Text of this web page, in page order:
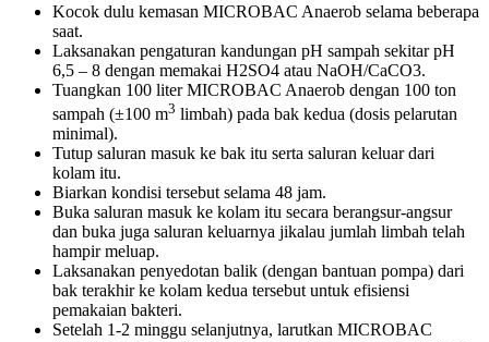
Kocok dulu kemasan MICROBAC Anaerob selama beberapa
saat.
Laksanakan pengaturan kandungan pH sampah sekitar pH
6,5 – 8 dengan memakai H2SO4 atau NaOH/CaCO3.
Tuangkan 100 liter MICROBAC Anaerob dengan 100 ton
sampah (±100 m3 limbah) pada bak kedua (dosis pelarutan
minimal).
Tutup saluran masuk ke bak itu serta saluran keluar dari
kolam itu.
Biarkan kondisi tersebut selama 48 jam.
Buka saluran masuk ke kolam itu secara berangsur-angsur
dan buka juga saluran keluarnya jikalau jumlah limbah telah
hampir meluap.
Laksanakan penyedotan balik (dengan bantuan pompa) dari
bak terakhir ke kolam kedua tersebut untuk efisiensi
pemakaian bakteri.
Setelah 1-2 minggu selanjutnya, larutkan MICROBAC